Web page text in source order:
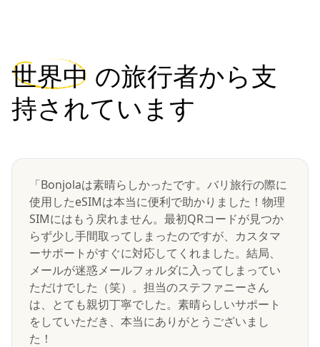
世界中 の旅行者から支
持されています
「Bonjolaは素晴らしかったです。バリ旅行の際に
使用したeSIMは本当に便利で助かりました！物理
SIMにはもう戻れません。最初QRコードが見つか
らず少し手間取ってしまったのですが、カスタマ
ーサポートがすぐに対応してくれました。結局、
メールが迷惑メールフォルダに入ってしまってい
ただけでした（笑）。担当のステファニーさん
は、とても親切丁寧でした。素晴らしいサポート
をしていただき、本当にありがとうございまし
た！